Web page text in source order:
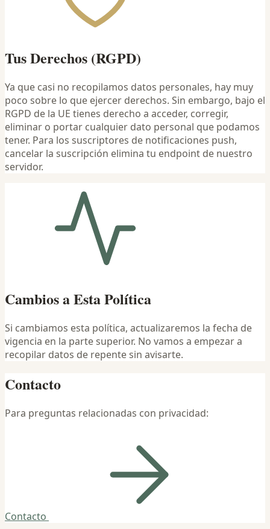
Tus Derechos (RGPD)
Ya que casi no recopilamos datos personales, hay muy
poco sobre lo que ejercer derechos. Sin embargo, bajo el
RGPD de la UE tienes derecho a acceder, corregir,
eliminar o portar cualquier dato personal que podamos
tener. Para los suscriptores de notificaciones push,
cancelar la suscripción elimina tu endpoint de nuestro
servidor.
Cambios a Esta Política
Si cambiamos esta política, actualizaremos la fecha de
vigencia en la parte superior. No vamos a empezar a
recopilar datos de repente sin avisarte.
Contacto
Para preguntas relacionadas con privacidad:
Contacto